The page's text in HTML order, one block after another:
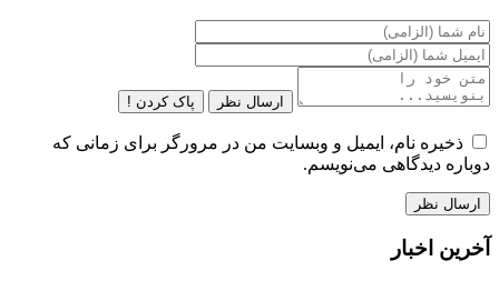
ارسال نظر پاک کردن !
ذخیره نام، ایمیل و وبسایت من در مرورگر برای زمانی که
دوباره دیدگاهی می‌نویسم.
آخرین اخبار